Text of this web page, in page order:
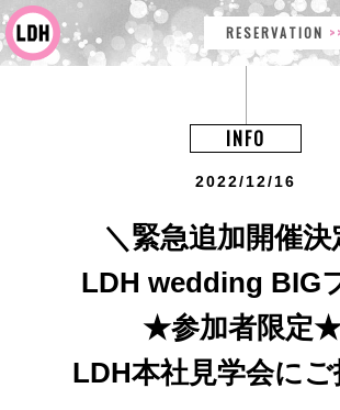
RESERVATION
INFO
2022/12/16
＼緊急追加開催決
LDH wedding BIG
★参加者限定
LDH本社見学会にご